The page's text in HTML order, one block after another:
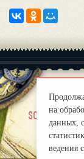
sobreна
данных,
ведения